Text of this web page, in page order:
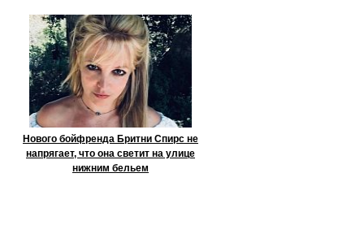
Нового бойфренда Бритни Спирс не
напрягает, что она светит на улице
нижним бельем